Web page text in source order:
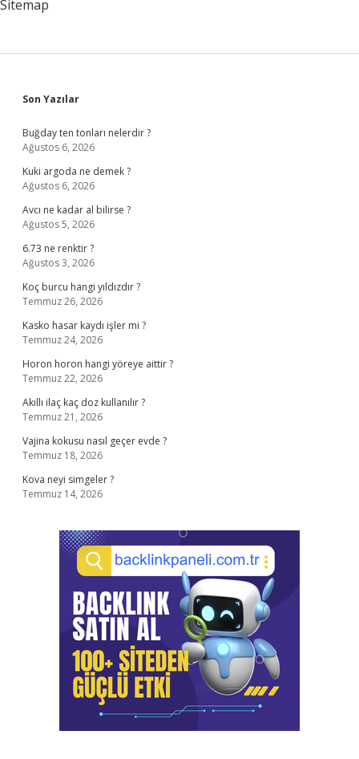
Sitemap
Sidebar
Son Yazılar
Buğday ten tonları nelerdir ?
Ağustos 6, 2026
Kuki argoda ne demek ?
Ağustos 6, 2026
Avcı ne kadar al bilirse ?
Ağustos 5, 2026
6.73 ne renktir ?
Ağustos 3, 2026
Koç burcu hangi yıldızdır ?
Temmuz 26, 2026
Kasko hasar kaydı işler mi ?
Temmuz 24, 2026
Horon horon hangi yöreye aittir ?
Temmuz 22, 2026
Akıllı ilaç kaç doz kullanılır ?
Temmuz 21, 2026
Vajina kokusu nasıl geçer evde ?
Temmuz 18, 2026
Kova neyi simgeler ?
Temmuz 14, 2026